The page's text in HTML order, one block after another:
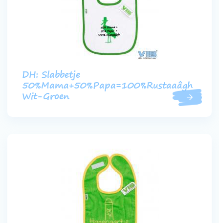
DH: Slabbetje
50%Mama+50%Papa=100%Rustaaâgh
Wit-Groen